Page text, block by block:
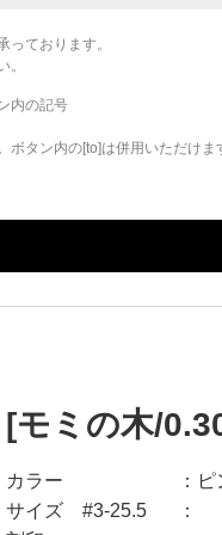
っております。
。
内の記号
タン内の[to]は併用いただけま
[モミの木/
カラー
サイズ #3-25.5